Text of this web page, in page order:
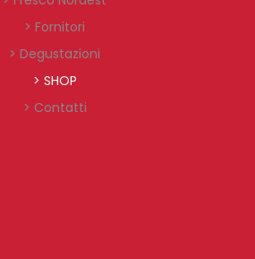
> Fornitori
> Degustazioni
> SHOP
> Contatti